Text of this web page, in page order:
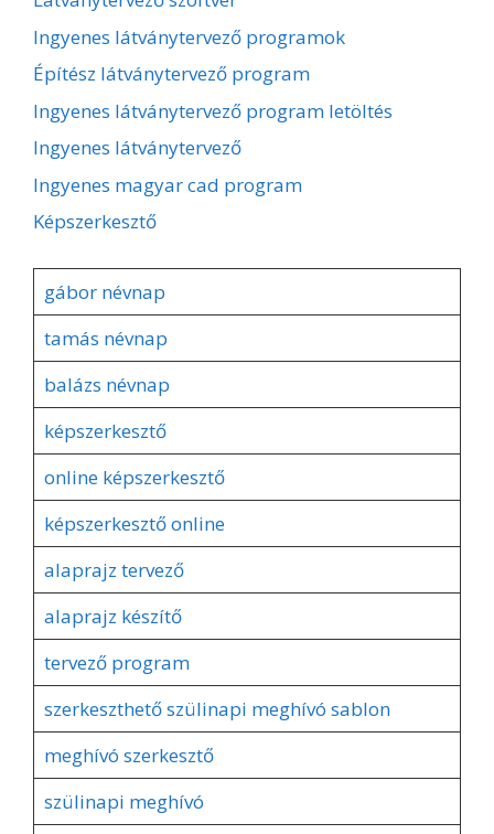
Ingyenes látványtervező programok
Építész látványtervező program
Ingyenes látványtervező program letöltés
Ingyenes látványtervező
Ingyenes magyar cad program
Képszerkesztő
gábor névnap
tamás névnap
balázs névnap
képszerkesztő
online képszerkesztő
képszerkesztő online
alaprajz tervező
alaprajz készítő
tervező program
szerkeszthető szülinapi meghívó sablon
meghívó szerkesztő
szülinapi meghívó